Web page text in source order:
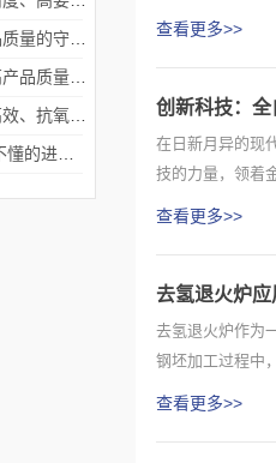
于其“”...
查看更多>>
创新科技：
在日新月异的现
技的力量，领着
全自动回...
查看更多>>
去氢退火炉应
去氢退火炉作为
钢坯加工过程中
热速度一...
查看更多>>